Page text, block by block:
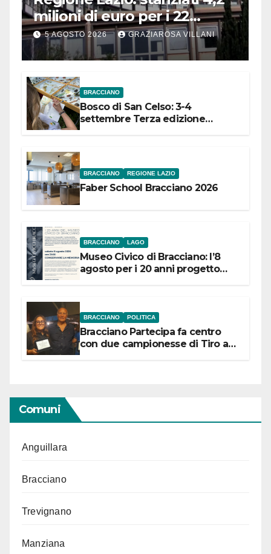
milioni di euro per i 22
Comuni dell’Etruria
Meridionale
5 AGOSTO 2026 GRAZIAROSA VILLANI
BRACCIANO
Bosco di San Celso: 3-4
settembre Terza edizione
BRACCIANO REGIONE LAZIO
Faber School Bracciano 2026
BRACCIANO LAGO
Museo Civico di Bracciano: l’8
agosto per i 20 anni progetto
BRACCIANO POLITICA
Bracciano Partecipa fa centro
con due campionesse di Tiro a
Comuni
Anguillara
Bracciano
Trevignano
Manziana